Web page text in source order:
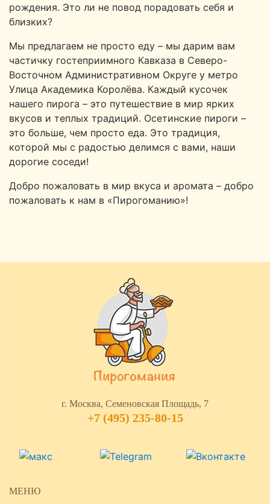
рождения. Это ли не повод порадовать себя и
близких?
Мы предлагаем не просто еду – мы дарим вам
частичку гостеприимного Кавказа в Северо-
Восточном Административном Округе у метро
Улица Академика Королёва. Каждый кусочек
нашего пирога – это путешествие в мир ярких
вкусов и теплых традиций. Осетинские пироги –
это больше, чем просто еда. Это традиция,
которой мы с радостью делимся с вами, наши
дорогие соседи!
Добро пожаловать в мир вкуса и аромата – добро
пожаловать к нам в «Пирогоманию»!
г. Москва, Семеновская Площадь, 7
+7 (495) 235-80-15
МЕНЮ